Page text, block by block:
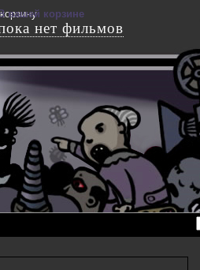
В вашей корзине
нет фильмов